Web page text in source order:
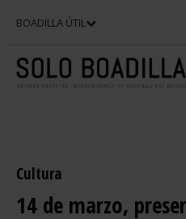
BOADILLA ÚTIL
Cultura
14 de marzo,